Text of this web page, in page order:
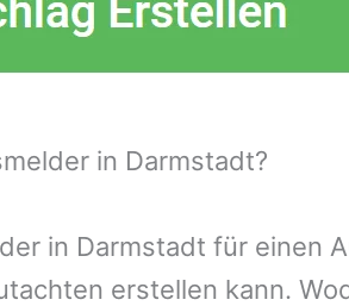
in Darmstadt?
in Darmstadt für einen
erstellen kann.